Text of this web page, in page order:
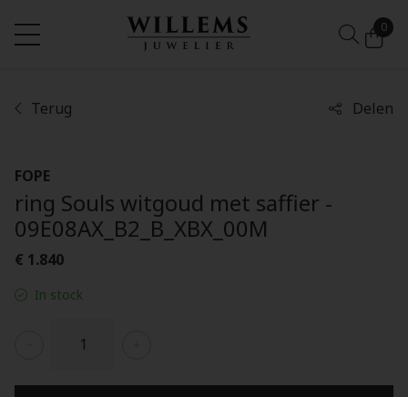
0
Terug Delen
FOPE
ring Souls witgoud met saffier -
09E08AX_B2_B_XBX_00M
€ 1.840
In stock